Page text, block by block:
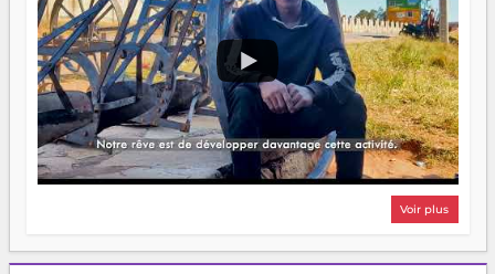
Voir plus